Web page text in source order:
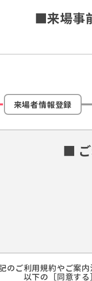
■来場事
来場者情報登録
■
のご利用規約やご案
以下の［同意する